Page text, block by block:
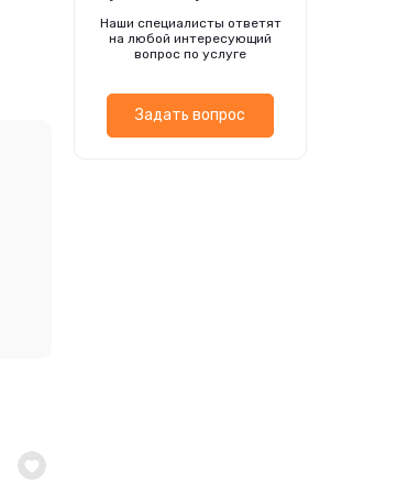
Наши специалисты ответят
на любой интересующий
вопрос по услуге
Задать вопрос